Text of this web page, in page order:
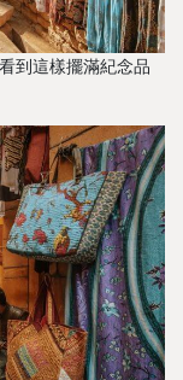
到這樣擺滿紀念品